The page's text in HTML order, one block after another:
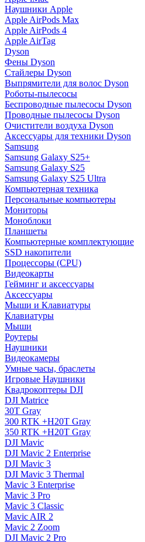
Наушники Apple
Apple AirPods Max
Apple AirPods 4
Apple AirTag
Dyson
Фены Dyson
Стайлеры Dyson
Выпрямители для волос Dyson
Роботы-пылесосы
Беспроводные пылесосы Dyson
Проводные пылесосы Dyson
Очистители воздуха Dyson
Аксессуары для техники Dyson
Samsung
Samsung Galaxy S25+
Samsung Galaxy S25
Samsung Galaxy S25 Ultra
Компьютерная техника
Персональные компьютеры
Мониторы
Моноблоки
Планшеты
Компьютерные комплектующие
SSD накопители
Процессоры (CPU)
Видеокарты
Гейминг и аксессуары
Аксессуары
Мыши и Клавиатуры
Клавиатуры
Мыши
Роутеры
Наушники
Видеокамеры
Умные часы, браслеты
Игровые Наушники
Квадрокоптеры DJI
DJI Matrice
30T Gray
300 RTK +H20T Gray
350 RTK +H20T Gray
DJI Mavic
DJI Mavic 2 Enterprise
DJI Mavic 3
DJI Mavic 3 Thermal
Mavic 3 Enterprise
Mavic 3 Pro
Mavic 3 Сlassic
Mavic AIR 2
Mavic 2 Zoom
DJI Mavic 2 Pro